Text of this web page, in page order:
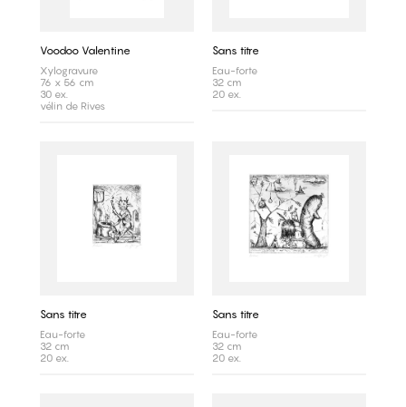
Voodoo Valentine
Xylogravure
76 x 56 cm
30 ex.
vélin de Rives
Sans titre
Eau-forte
32 cm
20 ex.
Sans titre
Eau-forte
32 cm
20 ex.
Sans titre
Eau-forte
32 cm
20 ex.